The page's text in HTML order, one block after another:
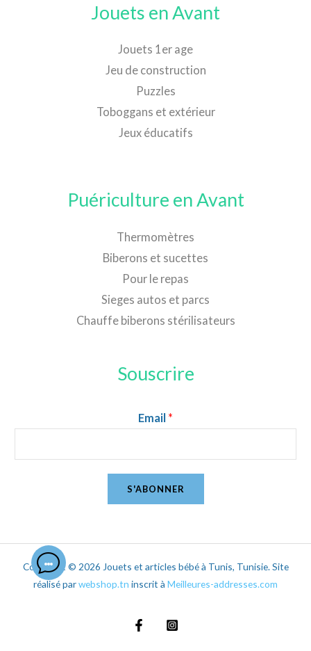
Jouets en Avant
Jouets 1er age
Jeu de construction
Puzzles
Toboggans et extérieur
Jeux éducatifs
Puériculture en Avant
Thermomètres
Biberons et sucettes
Pour le repas
Sieges autos et parcs
Chauffe biberons stérilisateurs
Souscrire
Email *
S'ABONNER
Copyright © 2026 Jouets et articles bébé à Tunis, Tunisie. Site
réalisé parwebshop.tn inscrit à Meilleures-addresses.com